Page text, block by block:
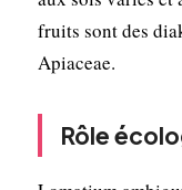
fruits sont des
Apiaceae.
Rôle